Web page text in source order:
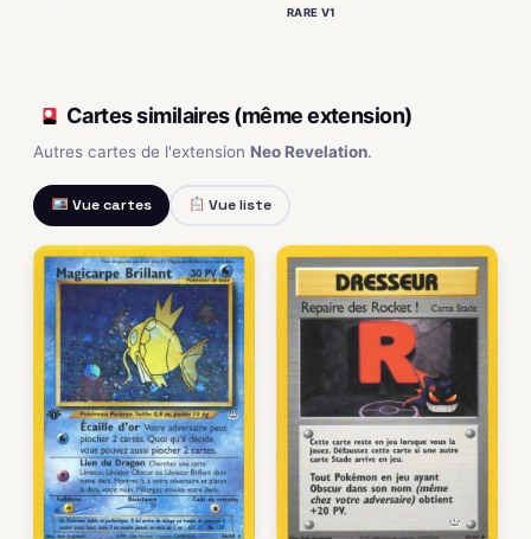
RARE V1
Cartes similaires (même extension)
Autres cartes de l'extension Neo Revelation.
Vue cartes Vue liste